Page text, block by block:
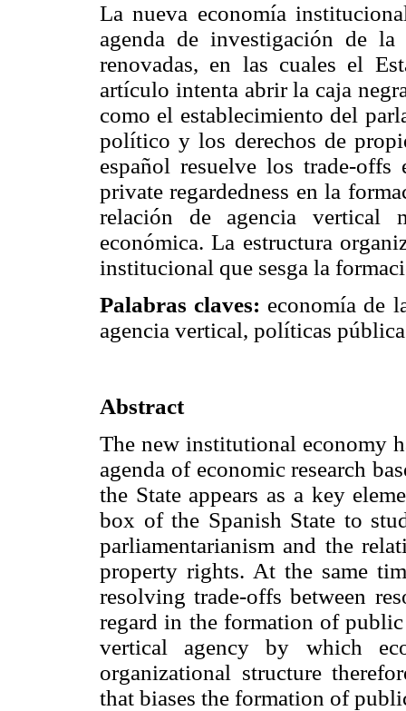
La nueva economía
agenda de investigación de la
renovadas, en las cuales el
artículo intenta abrir la caja
como el establecimiento del
político y los derechos de
español resuelve los trade-offs
private regardedness en la
relación de agencia
económica. La estructura
institucional que sesga la
Palabras claves: economía de
agencia vertical, políticas
Abstract
The new institutional economy
agenda of economic research
the State appears as a key
box of the Spanish State to
parliamentarianism and the
property rights. At the same
resolving trade-offs between
regard in the formation of
vertical agency by which
organizational structure
that biases the formation of